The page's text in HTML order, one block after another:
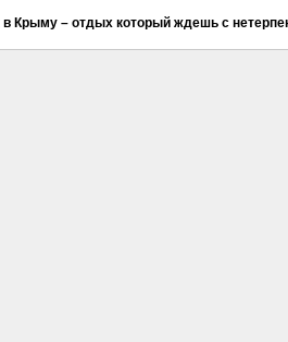
Крыму – отдых который ждешь с